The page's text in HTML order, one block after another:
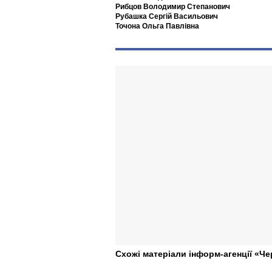
Рибцов Володимир Степанович
Рубашка Сергій Васильович
Точона Ольга Павлівна
Схожі матеріали інформ-агенції